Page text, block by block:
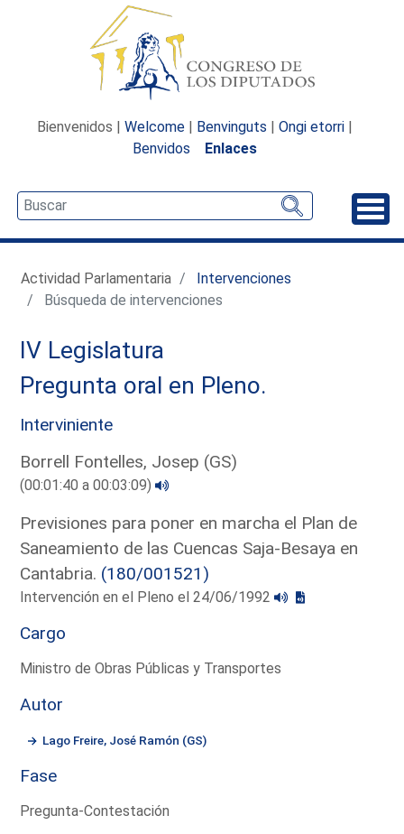
Bienvenidos | Welcome | Benvinguts | Ongi etorri |
Benvidos
Enlaces
Actividad Parlamentaria
Intervenciones
Búsqueda de intervenciones
IV Legislatura
Pregunta oral en Pleno.
Interviniente
Borrell Fontelles, Josep (GS)
(00:01:40 a 00:03:09)
Previsiones para poner en marcha el Plan de
Saneamiento de las Cuencas Saja-Besaya en
Cantabria. (180/001521)
Intervención en el Pleno el 24/06/1992
Cargo
Ministro de Obras Públicas y Transportes
Autor
Lago Freire, José Ramón (GS)
Fase
Pregunta-Contestación